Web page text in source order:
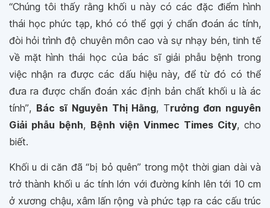
“Chúng tôi thấy rằng khối u này có các đặc điểm hình
thái học phức tạp, khó có thể gợi ý chẩn đoán ác tính,
đòi hỏi trình độ chuyên môn cao và sự nhạy bén, tinh tế
về mặt hình thái học của bác sĩ giải phẫu bệnh trong
việc nhận ra được các dấu hiệu này, để từ đó có thể
đưa ra được chẩn đoán xác định bản chất khối u là ác
tính”, Bác sĩ Nguyễn Thị Hằng, Trưởng đơn nguyên
Giải phẫu bệnh, Bệnh viện Vinmec Times City, cho
biết.
Khối u di căn đã “bị bỏ quên” trong một thời gian dài và
trở thành khối u ác tính lớn với đường kính lên tới 10 cm
ở xương chậu, xâm lấn rộng và phức tạp ra các cấu trúc